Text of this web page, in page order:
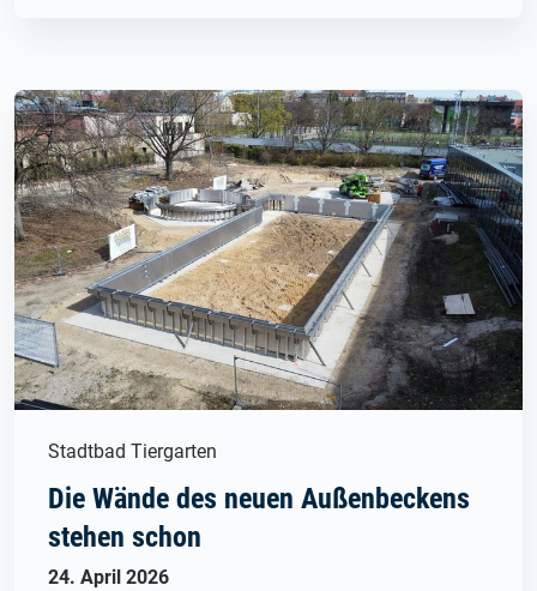
Stadtbad Tiergarten
Die Wände des neuen Außenbeckens
stehen schon
24. April 2026